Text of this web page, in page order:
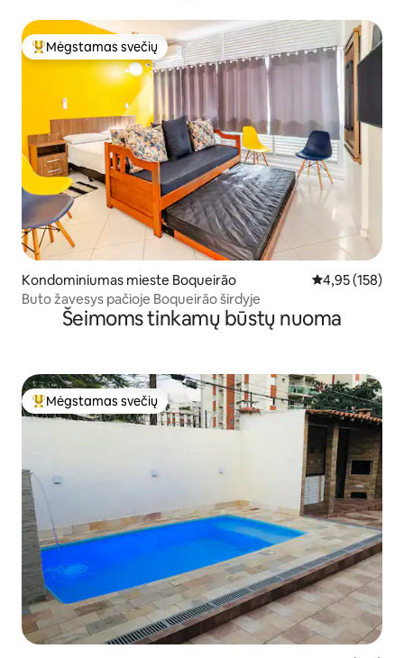
Svečių mėgstamiausias
Mėgstamas svečių
Kondominiumas mieste Boqueirão Vidutinis
4,95 (158)
Buto žavesys pačioje Boqueirão širdyje
Šeimoms tinkamų būstų nuoma
Svečių mėgstamiausias
Mėgstamas svečių